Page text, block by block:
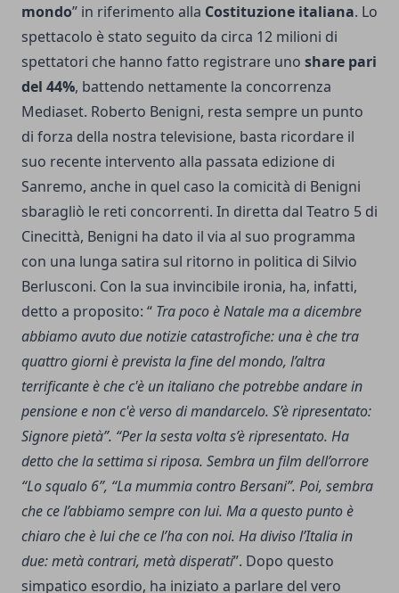
mondo” in riferimento alla Costituzione italiana. Lo
spettacolo è stato seguito da circa 12 milioni di
spettatori che hanno fatto registrare uno share pari
del 44%, battendo nettamente la concorrenza
Mediaset. Roberto Benigni, resta sempre un punto
di forza della nostra televisione, basta ricordare il
suo recente intervento alla passata edizione di
Sanremo, anche in quel caso la comicità di Benigni
sbaragliò le reti concorrenti. In diretta dal Teatro 5 di
Cinecittà, Benigni ha dato il via al suo programma
con una lunga satira sul ritorno in politica di Silvio
Berlusconi. Con la sua invincibile ironia, ha, infatti,
detto a proposito: “ Tra poco è Natale ma a dicembre
abbiamo avuto due notizie catastrofiche: una è che tra
quattro giorni è prevista la fine del mondo, l’altra
terrificante è che c'è un italiano che potrebbe andare in
pensione e non c'è verso di mandarcelo. S’è ripresentato:
Signore pietà”. “Per la sesta volta s’è ripresentato. Ha
detto che la settima si riposa. Sembra un film dell’orrore
“Lo squalo 6”, “La mummia contro Bersani”. Poi, sembra
che ce l’abbiamo sempre con lui. Ma a questo punto è
chiaro che è lui che ce l’ha con noi. Ha diviso l’Italia in
due: metà contrari, metà disperati”. Dopo questo
simpatico esordio, ha iniziato a parlare del vero